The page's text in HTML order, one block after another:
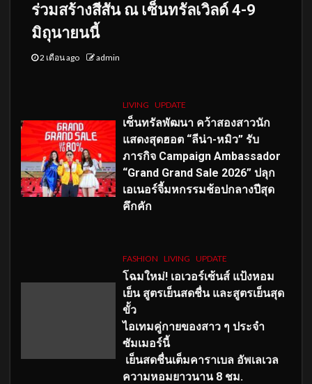
ร่วมสร้างสีสัน ณ เซ็นทรัลเวิลด์ 4-9
มิถุนายนนี้
2 เดือน ago admin
LIVING UPDATE
เซ็นทรัลพัฒนา คว้าสองสาวนัก
แสดงสุดฮอต “ลีน่า-หมิว” รับ
ภารกิจ Campaign Ambassador
“Grand Grand Sale 2026” ปลุก
เอเนอร์จี้มหกรรมช้อปกลางปีสุด
คึกคัก
FASHION LIVING UPDATE
โฉมใหม่! เอเวอร์เซ้นส์ แป้งหอม
เย็น สูตรเย็นสดชื่น และสูตรเย็นสุด
ขั้ว
ไอเทมคู่กายของสาว ๆ ประจำ
ซัมเมอร์นี้
เย็นสดชื่นเต็มคาราเบล อัพเลเวล
ความหอมยาวนาน 8 ชม.